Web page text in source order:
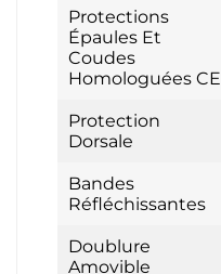
Protections
Épaules Et
Coudes
Homologuées CE
Protection
Dorsale
Bandes
Réfléchissantes
Doublure
Amovible